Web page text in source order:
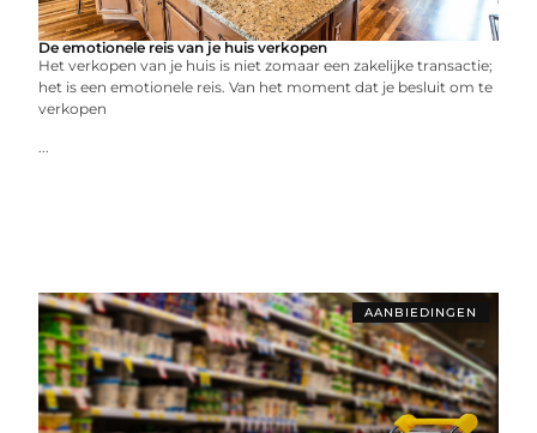
De emotionele reis van je huis verkopen
Het verkopen van je huis is niet zomaar een zakelijke transactie;
het is een emotionele reis. Van het moment dat je besluit om te
verkopen
...
AANBIEDINGEN